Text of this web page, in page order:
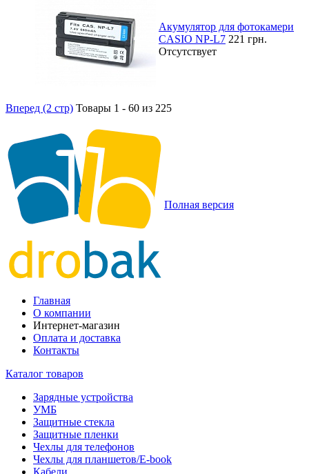
Акумулятор для фотокамери
CASIO NP-L7 221 грн.
Отсутствует
Вперед (2 стр) Товары 1 - 60 из 225
Полная версия
Главная
О компании
Интернет-магазин
Оплата и доставка
Контакты
Каталог товаров
Зарядные устройства
УМБ
Защитные стекла
Защитные пленки
Чехлы для телефонов
Чехлы для планшетов/E-book
Кабели